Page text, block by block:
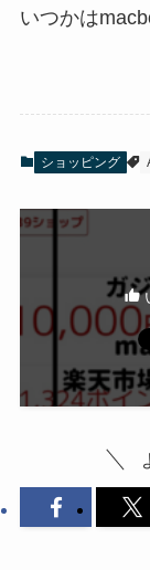
いつかは
ショッピング